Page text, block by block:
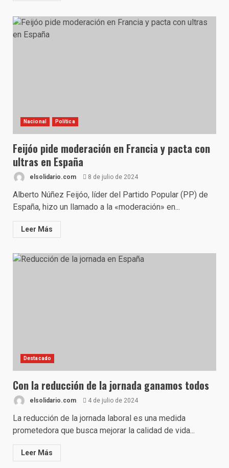
Nacional Política
Feijóo pide moderación en Francia y pacta con
ultras en España
elsolidario.com 8 de julio de 2024
Alberto Núñez Feijóo, líder del Partido Popular (PP) de
España, hizo un llamado a la «moderación» en...
Leer Más
Destacado
Con la reducción de la jornada ganamos todos
elsolidario.com 4 de julio de 2024
La reducción de la jornada laboral es una medida
prometedora que busca mejorar la calidad de vida...
Leer Más